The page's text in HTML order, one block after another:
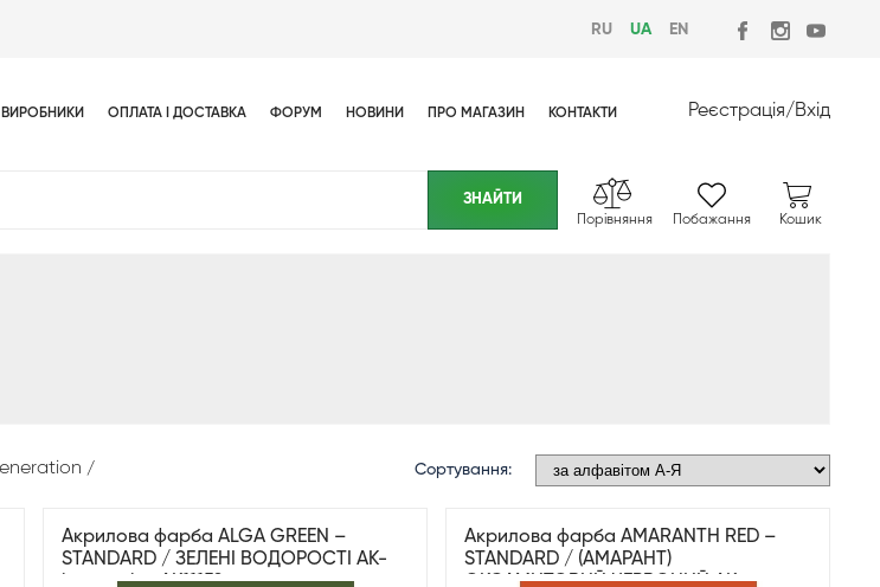
RU UA EN
ВИРОБНИКИ ОПЛАТА І ДОСТАВКА ФОРУМ НОВИНИ ПРО МАГАЗИН КОНТАКТИ Реєстрація/Вхід
Порівняння Побажання Кошик
Сортування:
Акрилова фарба ALGA GREEN –
STANDARD / ЗЕЛЕНІ ВОДОРОСТІ AK-
interactive AK11152
Акрилова фарба AMARANTH RED –
STANDARD / (АМАРАНТ)
ОКСАМИТОВИЙ ЧЕРВОНИЙ AK-